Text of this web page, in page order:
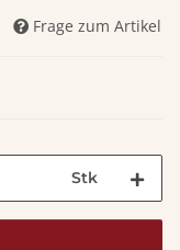
Frage zum Artikel
Stk